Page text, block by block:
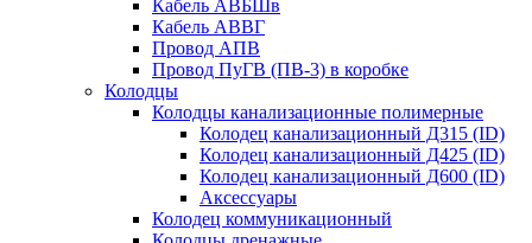
Кабель АВБШв
Кабель АВВГ
Провод АПВ
Провод ПуГВ (ПВ-3) в коробке
Колодцы
Колодцы канализационные полимерные
Колодец канализационный Д315 (ID)
Колодец канализационный Д425 (ID)
Колодец канализационный Д600 (ID)
Аксессуары
Колодец коммуникационный